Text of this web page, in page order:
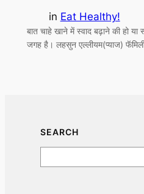
in Eat Healthy!
बात चाहे खाने में स्वाद बढ़ाने की हो
जगह है। लहसुन एल्लीयम(प्याज)
SEARCH